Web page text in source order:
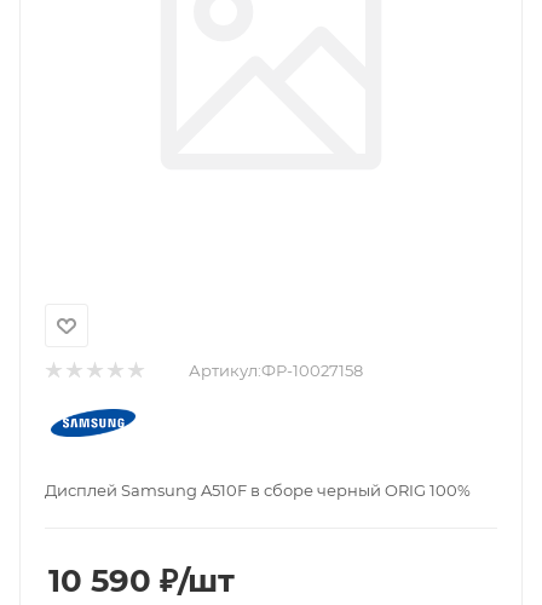
Артикул:ФР-10027158
Дисплей Samsung A510F в сборе черный ORIG 100%
10 590 ₽/шт